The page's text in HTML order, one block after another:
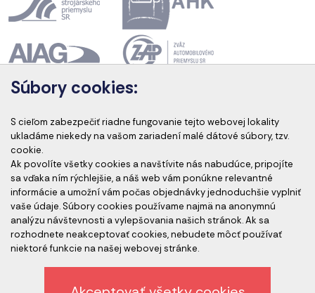
Akreditácia kurzov
Akreditovaní audítori
Súbory cookies:
S cieľom zabezpečiť riadne fungovanie tejto webovej lokality
ukladáme niekedy na vašom zariadení malé dátové súbory, tzv.
cookie.
Ak povolíte všetky cookies a navštívite nás nabudúce, pripojíte
sa vďaka ním rýchlejšie, a náš web vám ponúkne relevantné
informácie a umožní vám počas objednávky jednoduchšie vyplniť
vaše údaje. Súbory cookies používame najmä na anonymnú
analýzu návštevnosti a vylepšovania našich stránok. Ak sa
rozhodnete neakceptovať cookies, nebudete môcť používať
niektoré funkcie na našej webovej stránke.